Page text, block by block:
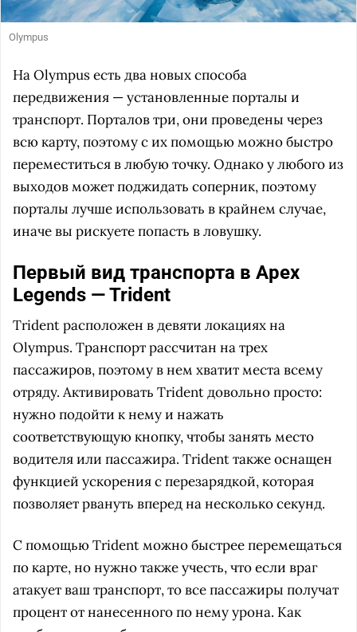
Olympus
На Olympus есть два новых способа
передвижения — установленные порталы и
транспорт. Порталов три, они проведены через
всю карту, поэтому с их помощью можно быстро
переместиться в любую точку. Однако у любого из
выходов может поджидать соперник, поэтому
порталы лучше использовать в крайнем случае,
иначе вы рискуете попасть в ловушку.
Первый вид транспорта в Apex
Legends — Trident
Trident расположен в девяти локациях на
Olympus. Транспорт рассчитан на трех
пассажиров, поэтому в нем хватит места всему
отряду. Активировать Trident довольно просто:
нужно подойти к нему и нажать
соответствующую кнопку, чтобы занять место
водителя или пассажира. Trident также оснащен
функцией ускорения с перезарядкой, которая
позволяет рвануть вперед на несколько секунд.
С помощью Trident можно быстрее перемещаться
по карте, но нужно также учесть, что если враг
атакует ваш транспорт, то все пассажиры получат
процент от нанесенного по нему урона. Как